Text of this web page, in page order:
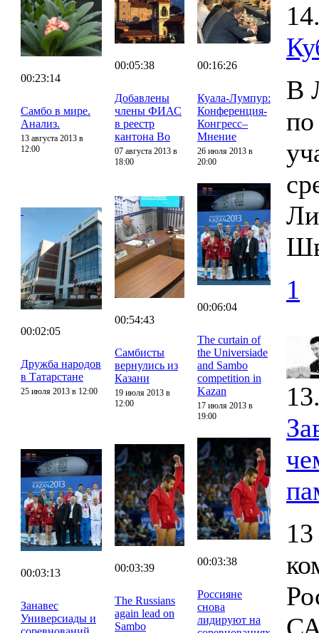
00:23:14
Самбо в мире.
Анализ.
13 августа 2013 в
12:00
00:05:38
Добавлены
члены ФИАС
в реестр
кантона Во
07 августа 2013 в
18:00
00:16:26
Куала-Лумпур:
Конференция-
Конгресс–
Мнение
26 июля 2013 в
20:00
00:02:05
Дружба народов
в Татарстане
25 июля 2013 в 12:00
00:54:43
Самбисты
вернулись из
Казани
19 июля 2013 в
12:00
00:06:04
The curtain of
the Universiade
and Sambo
competition in
Kazan
17 июля 2013 в
19:00
00:03:13
Занавес
Универсиады и
00:03:39
The Russians
again lead on
Sambo
00:03:38
Россияне
снова
лидируют на
В
1